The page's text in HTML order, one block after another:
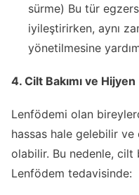
sürme) Bu tür
iyileştirirken, aynı
yönetilmesine
4. Cilt Bakımı ve Hijyen
Lenfödemi olan
hassas hale gelebilir
olabilir. Bu nedenle, cilt
Lenfödem tedavisinde: